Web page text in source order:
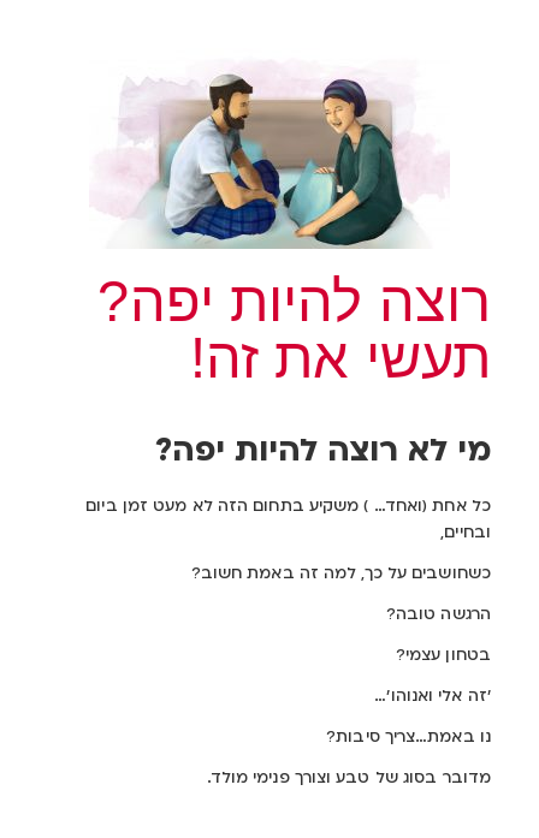
רוצה להיות יפה?
תעשי את זה!
מי לא רוצה להיות יפה?
כל אחת (ואחד… ) משקיע בתחום הזה לא מעט זמן ביום
ובחיים,
כשחושבים על כך, למה זה באמת חשוב?
הרגשה טובה?
בטחון עצמי?
'זה אלי ואנוהו'…
נו באמת…צריך סיבות?
מדובר בסוג של טבע וצורך פנימי מולד.